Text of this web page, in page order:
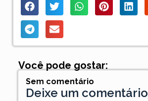
Você pode gostar:
Sem comentário
Deixe um comentário